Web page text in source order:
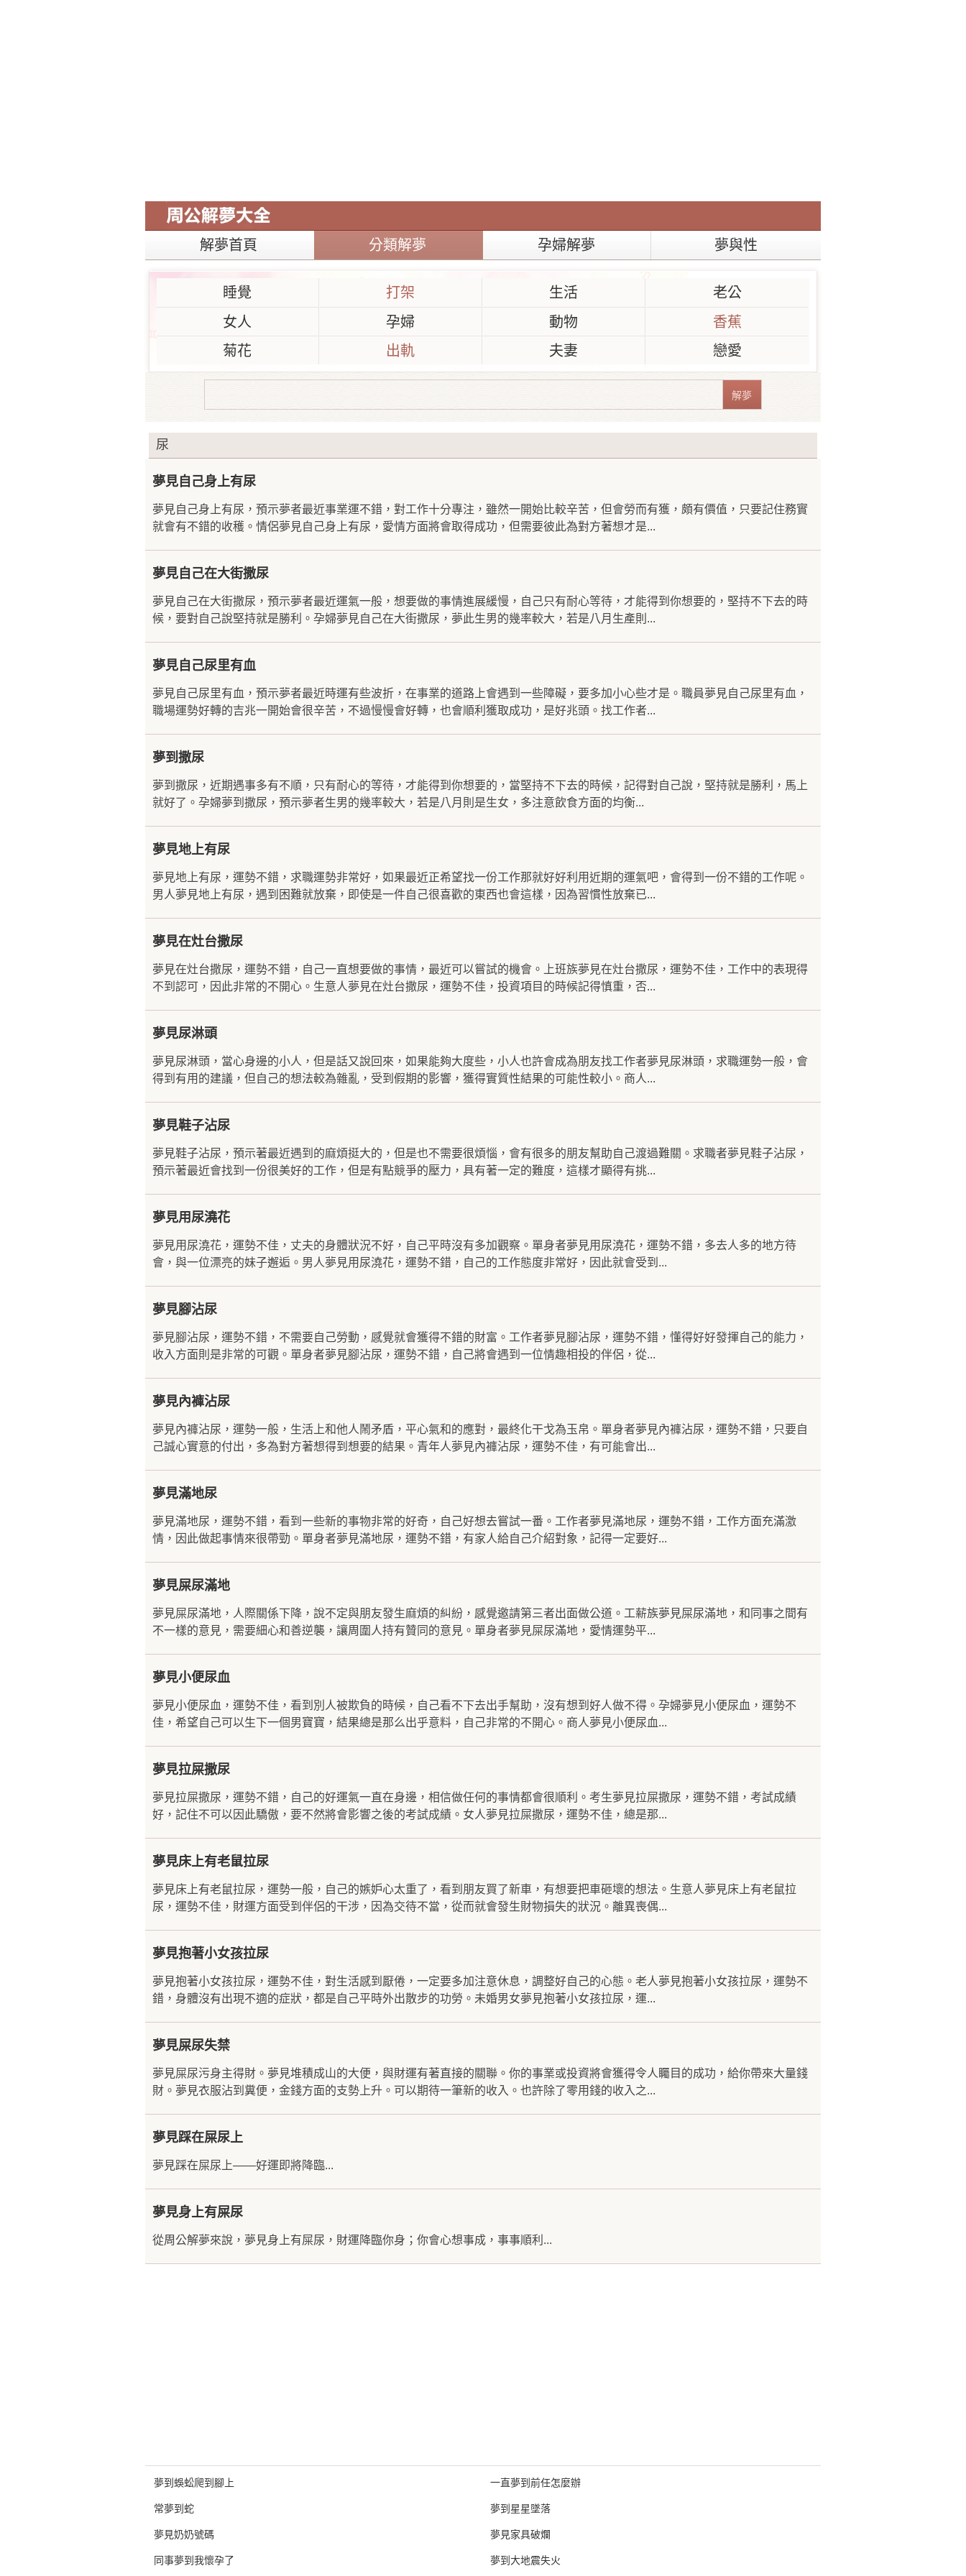
解夢首頁 分類解夢 孕婦解夢 夢與性
睡覺 打架 生活
老公
女人
孕婦 動物
香蕉
菊花
出軌 夫妻 戀愛
尿
夢見自己身上有尿
夢見自己身上有尿，預示夢者最近事業運不錯，對工作十分專注，雖然一開始比較辛苦，但會勞而有獲，頗有價值，只要記住務實
就會有不錯的收穫。情侶夢見自己身上有尿，愛情方面將會取得成功，但需要彼此為對方著想才是...
夢見自己在大街撒尿
夢見自己在大街撒尿，預示夢者最近運氣一般，想要做的事情進展緩慢，自己只有耐心等待，才能得到你想要的，堅持不下去的時
候，要對自己說堅持就是勝利。孕婦夢見自己在大街撒尿，夢此生男的幾率較大，若是八月生產則...
夢見自己尿里有血
夢見自己尿里有血，預示夢者最近時運有些波折，在事業的道路上會遇到一些障礙，要多加小心些才是。職員夢見自己尿里有血，
職場運勢好轉的吉兆一開始會很辛苦，不過慢慢會好轉，也會順利獲取成功，是好兆頭。找工作者...
夢到撒尿
夢到撒尿，近期遇事多有不順，只有耐心的等待，才能得到你想要的，當堅持不下去的時候，記得對自己說，堅持就是勝利，馬上
就好了。孕婦夢到撒尿，預示夢者生男的幾率較大，若是八月則是生女，多注意飲食方面的均衡...
夢見地上有尿
夢見地上有尿，運勢不錯，求職運勢非常好，如果最近正希望找一份工作那就好好利用近期的運氣吧，會得到一份不錯的工作呢。
男人夢見地上有尿，遇到困難就放棄，即使是一件自己很喜歡的東西也會這樣，因為習慣性放棄已...
夢見在灶台撒尿
夢見在灶台撒尿，運勢不錯，自己一直想要做的事情，最近可以嘗試的機會。上班族夢見在灶台撒尿，運勢不佳，工作中的表現得
不到認可，因此非常的不開心。生意人夢見在灶台撒尿，運勢不佳，投資項目的時候記得慎重，否...
夢見尿淋頭
夢見尿淋頭，當心身邊的小人，但是話又說回來，如果能夠大度些，小人也許會成為朋友找工作者夢見尿淋頭，求職運勢一般，會
得到有用的建議，但自己的想法較為雜亂，受到假期的影響，獲得實質性結果的可能性較小。商人...
夢見鞋子沾尿
夢見鞋子沾尿，預示著最近遇到的麻煩挺大的，但是也不需要很煩惱，會有很多的朋友幫助自己渡過難關。求職者夢見鞋子沾尿，
預示著最近會找到一份很美好的工作，但是有點競爭的壓力，具有著一定的難度，這樣才顯得有挑...
夢見用尿澆花
夢見用尿澆花，運勢不佳，丈夫的身體狀況不好，自己平時沒有多加觀察。單身者夢見用尿澆花，運勢不錯，多去人多的地方待
會，與一位漂亮的妹子邂逅。男人夢見用尿澆花，運勢不錯，自己的工作態度非常好，因此就會受到...
夢見腳沾尿
夢見腳沾尿，運勢不錯，不需要自己勞動，感覺就會獲得不錯的財富。工作者夢見腳沾尿，運勢不錯，懂得好好發揮自己的能力，
收入方面則是非常的可觀。單身者夢見腳沾尿，運勢不錯，自己將會遇到一位情趣相投的伴侶，從...
夢見內褲沾尿
夢見內褲沾尿，運勢一般，生活上和他人鬧矛盾，平心氣和的應對，最終化干戈為玉帛。單身者夢見內褲沾尿，運勢不錯，只要自
己誠心實意的付出，多為對方著想得到想要的結果。青年人夢見內褲沾尿，運勢不佳，有可能會出...
夢見滿地尿
夢見滿地尿，運勢不錯，看到一些新的事物非常的好奇，自己好想去嘗試一番。工作者夢見滿地尿，運勢不錯，工作方面充滿激
情，因此做起事情來很帶勁。單身者夢見滿地尿，運勢不錯，有家人給自己介紹對象，記得一定要好...
夢見屎尿滿地
夢見屎尿滿地，人際關係下降，說不定與朋友發生麻煩的糾紛，感覺邀請第三者出面做公道。工薪族夢見屎尿滿地，和同事之間有
不一樣的意見，需要細心和善逆襲，讓周圍人持有贊同的意見。單身者夢見屎尿滿地，愛情運勢平...
夢見小便尿血
夢見小便尿血，運勢不佳，看到別人被欺負的時候，自己看不下去出手幫助，沒有想到好人做不得。孕婦夢見小便尿血，運勢不
佳，希望自己可以生下一個男寶寶，結果總是那么出乎意料，自己非常的不開心。商人夢見小便尿血...
夢見拉屎撒尿
夢見拉屎撒尿，運勢不錯，自己的好運氣一直在身邊，相信做任何的事情都會很順利。考生夢見拉屎撒尿，運勢不錯，考試成績
好，記住不可以因此驕傲，要不然將會影響之後的考試成績。女人夢見拉屎撒尿，運勢不佳，總是那...
夢見床上有老鼠拉尿
夢見床上有老鼠拉尿，運勢一般，自己的嫉妒心太重了，看到朋友買了新車，有想要把車砸壞的想法。生意人夢見床上有老鼠拉
尿，運勢不佳，財運方面受到伴侶的干涉，因為交待不當，從而就會發生財物損失的狀況。離異喪偶...
夢見抱著小女孩拉尿
夢見抱著小女孩拉尿，運勢不佳，對生活感到厭倦，一定要多加注意休息，調整好自己的心態。老人夢見抱著小女孩拉尿，運勢不
錯，身體沒有出現不適的症狀，都是自己平時外出散步的功勞。未婚男女夢見抱著小女孩拉尿，運...
夢見屎尿失禁
夢見屎尿污身主得財。夢見堆積成山的大便，與財運有著直接的關聯。你的事業或投資將會獲得令人矚目的成功，給你帶來大量錢
財。夢見衣服沾到糞便，金錢方面的支勢上升。可以期待一筆新的收入。也許除了零用錢的收入之...
夢見踩在屎尿上
夢見踩在屎尿上——好運即將降臨...
夢見身上有屎尿
從周公解夢來說，夢見身上有屎尿，財運降臨你身；你會心想事成，事事順利...
夢到蜈蚣爬到腳上
常夢到蛇
夢見奶奶號碼
同事夢到我懷孕了
一直夢到前任怎麼辦
夢到星星墜落
夢見家具破爛
夢到大地震失火